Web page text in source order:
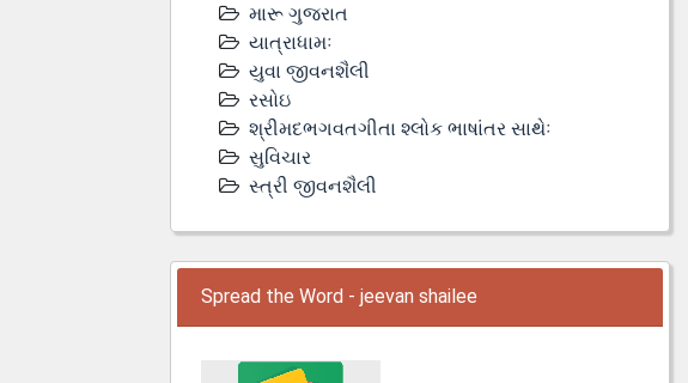
મારૂ ગુજરાત
યાત્રાધામઃ
યુવા જીવનશૈલી
રસોઇ
શ્રીમદભગવતગીતા શ્લોક ભાષાંતર સાથેઃ
સુવિચાર
સ્ત્રી જીવનશૈલી
Spread the Word - jeevan shailee